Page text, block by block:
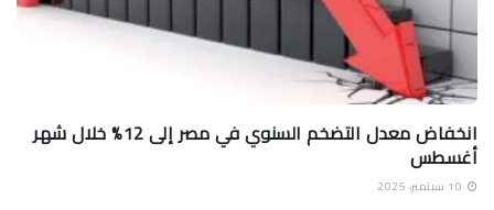
انخفاض معدل التضخم السنوي في مصر إلى 12% خلال شهر
أغسطس